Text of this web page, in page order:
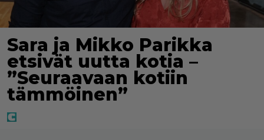
Sara ja Mikko Parikka
etsivät uutta kotia –
”Seuraavaan kotiin
tämmöinen”